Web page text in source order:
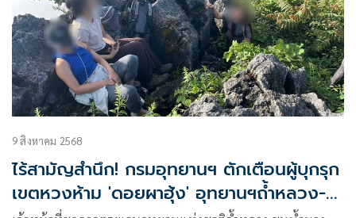
9 สิงหาคม 2568
ไร้สามัญสำนึก! กรมอุทยานฯ ตักเตือนผู้บุกรุก
เขตหวงห้าม 'ดอยผาฮุ้ง' อุทยานฯถ้ำหลวง-